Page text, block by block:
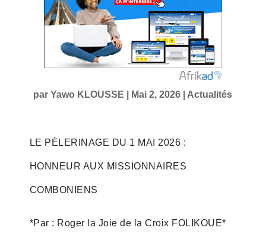
parYawo KLOUSSE Mai 2, 2026 Actualités
LE PÈLERINAGE DU 1 MAI 2026 :
HONNEUR AUX MISSIONNAIRES
COMBONIENS
*Par : Roger la Joie de la Croix FOLIKOUE*